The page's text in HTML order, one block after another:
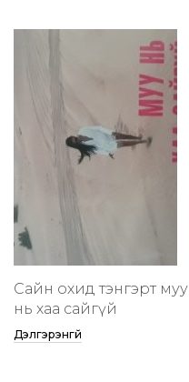
Сайн охид тэнгэрт муу
нь хаа сайгүй
Дэлгэрэнгүй